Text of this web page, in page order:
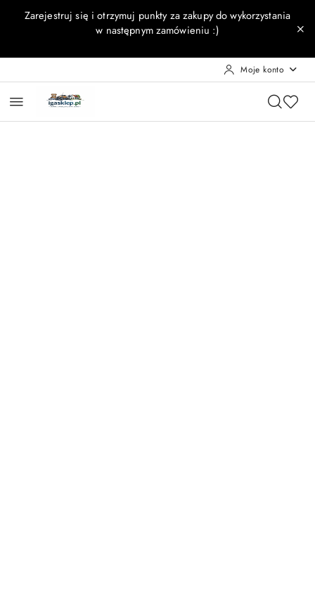
Przejdź do treści głównej
Przejdź do wyszukiwarki
Przejdź do moje konto
Przejdź do menu głównego
Przejdź do opisu produktu
Przejdź do stopki
Zarejestruj się i otrzymuj punkty za zakupy do wykorzystania
w następnym zamówieniu :)
Moje konto